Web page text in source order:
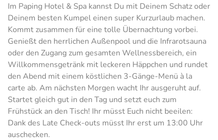
Im Paping Hotel & Spa kannst Du mit Deinem Schatz oder
Deinem besten Kumpel einen super Kurzurlaub machen.
Kommt zusammen für eine tolle Übernachtung vorbei.
Genießt den herrlichen Außenpool und die Infrarotsauna
oder den Zugang zum gesamten Wellnessbereich, ein
Willkommensgetränk mit leckeren Häppchen und rundet
den Abend mit einem köstlichen 3-Gänge-Menü à la
carte ab. Am nächsten Morgen wacht Ihr ausgeruht auf.
Startet gleich gut in den Tag und setzt euch zum
Frühstück an den Tisch! Ihr müsst Euch nicht beeilen:
Dank des Late Check-outs müsst Ihr erst um 13:00 Uhr
auschecken.